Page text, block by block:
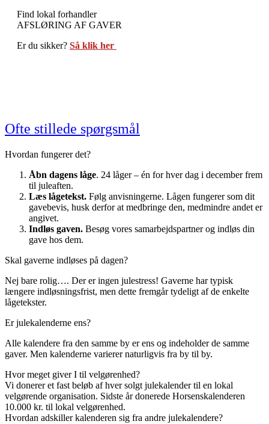
Find lokal forhandler
AFSLØRING AF GAVER
Er du sikker? Så klik her
Ofte stillede spørgsmål
Hvordan fungerer det?
Åbn dagens låge. 24 låger – én for hver dag i december frem
til juleaften.
Læs lågetekst. Følg anvisningerne. Lågen fungerer som dit
gavebevis, husk derfor at medbringe den, medmindre andet er
angivet.
Indløs gaven. Besøg vores samarbejdspartner og indløs din
gave hos dem.
Skal gaverne indløses på dagen?
Nej bare rolig…. Der er ingen julestress! Gaverne har typisk
længere indløsningsfrist, men dette fremgår tydeligt af de enkelte
lågetekster.
Er julekalenderne ens?
Alle kalendere fra den samme by er ens og indeholder de samme
gaver. Men kalenderne varierer naturligvis fra by til by.
Hvor meget giver I til velgørenhed?
Vi donerer et fast beløb af hver solgt julekalender til en lokal
velgørende organisation. Sidste år donerede Horsenskalenderen
10.000 kr. til lokal velgørenhed.
Hvordan adskiller kalenderen sig fra andre julekalendere?